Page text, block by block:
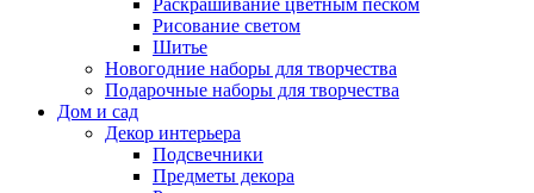
Раскрашивание цветным песком
Рисование светом
Шитье
Новогодние наборы для творчества
Подарочные наборы для творчества
Дом и сад
Декор интерьера
Подсвечники
Предметы декора